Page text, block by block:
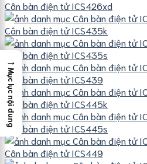
Cân bàn điện tử ICS426xd
Cân bàn điện tử ICS435k
Cân bàn điện tử ICS435s
Cân bàn điện tử ICS439
Cân bàn điện tử ICS445k
Cân bàn điện tử ICS445s
Cân bàn điện tử ICS449
→
Mục lục nội dung